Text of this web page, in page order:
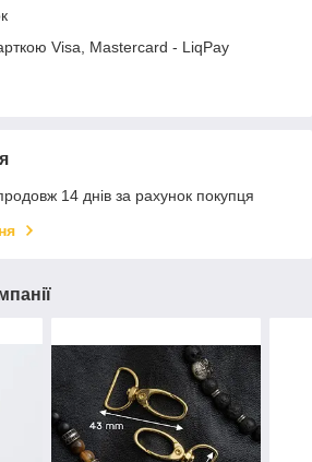
Visa, Mastercard - LiqPay
14 днів за рахунок покупця